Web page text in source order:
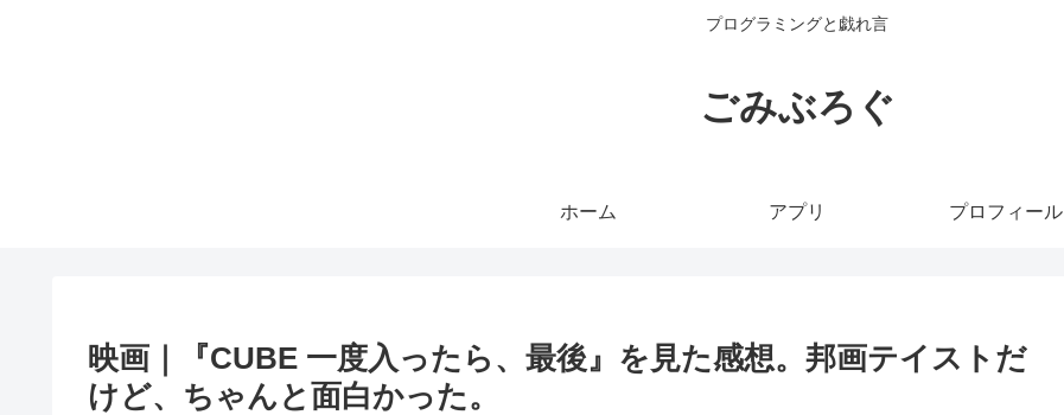
プログラミングと戯れ言
ごみぶろぐ
ホーム アプリ プロフィール
映画｜『CUBE 一度入ったら、最後』を見た感想。邦画テイストだ
けど、ちゃんと面白かった。